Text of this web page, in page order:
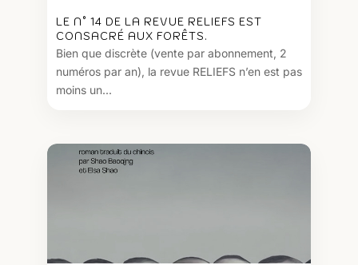
LE N° 14 DE LA REVUE RELIEFS EST
CONSACRÉ AUX FORÊTS.
Bien que discrète (vente par abonnement, 2
numéros par an), la revue RELIEFS n’en est pas
moins un...